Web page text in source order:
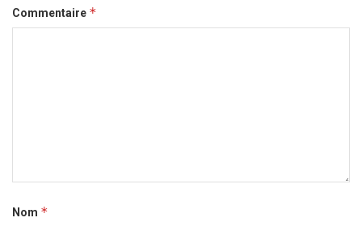
Commentaire *
Nom *